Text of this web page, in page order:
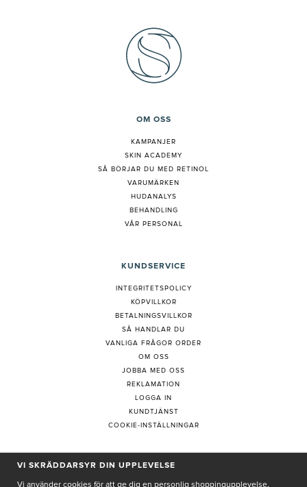
OM OSS
KAMPANJER
SKIN ACADEMY
SÅ BÖRJAR DU MED RETINOL
VARUMÄRKEN
HUDANALYS
BEHANDLING
VÅR PERSONAL
KUNDSERVICE
INTEGRITETSPOLICY
KÖPVILLKOR
BETALNINGSVILLKOR
SÅ HANDLAR DU
VANLIGA FRÅGOR ORDER
OM OSS
JOBBA MED OSS
REKLAMATION
LOGGA IN
KUNDTJÄNST
COOKIE-INSTÄLLNINGAR
PRENUMERERA PÅ NYHETSBREV
VI SKRÄDDARSYR DIN UPPLEVELSE
Vi använder cookies för att ge dig en personlig shoppingupplevelse,